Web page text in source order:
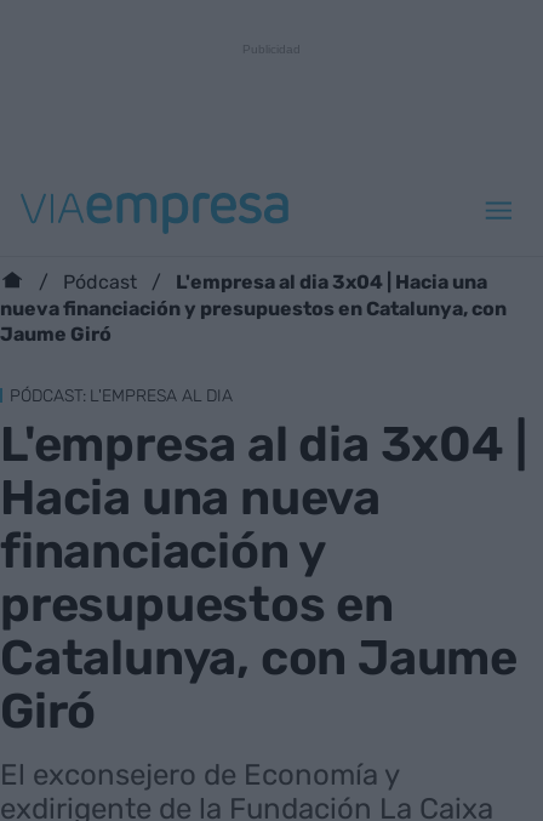
Pódcast
L'empresa al dia 3x04 | Hacia una
nueva financiación y presupuestos en Catalunya, con
Jaume Giró
PÓDCAST: L'EMPRESA AL DIA
L'empresa al dia 3x04 |
Hacia una nueva
financiación y
presupuestos en
Catalunya, con Jaume
Giró
El exconsejero de Economía y
exdirigente de la Fundación La Caixa